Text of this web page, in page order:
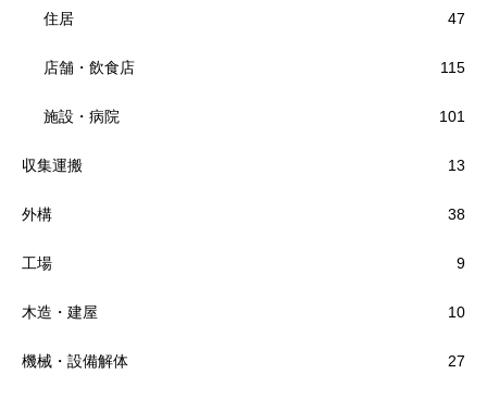
住居 47
店舗・飲食店 115
施設・病院 101
収集運搬 13
外構 38
工場 9
木造・建屋 10
機械・設備解体 27